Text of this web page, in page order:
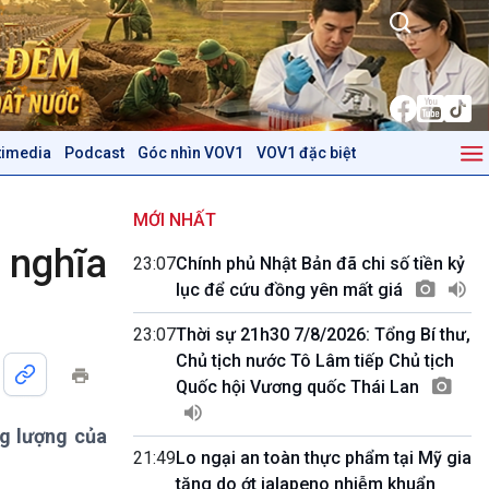
Podcast Góc nhìn VOV1 VOV1 đặc biệt
Trước giờ mở cửa
Dòng chảy Kinh tế
Tuyên chiến với gian lận
thương mại
Mùa vàng
Biển đảo Việt Nam
Tâm tình biên giới và hải
đảo
Tìm hiểu biển, đảo Việt
Nam
Podcast
Góc nhìn VOV1
Bình luận
lượng của
MỚI NHẤT
23:07Chính phủ Nhật Bản đã chi số tiền kỷ
lục để cứu đồng yên mất giá
23:07Thời sự 21h30 7/8/2026: Tổng Bí thư,
Chủ tịch nước Tô Lâm tiếp Chủ tịch
Quốc hội Vương quốc Thái Lan
21:49Lo ngại an toàn thực phẩm tại Mỹ gia
tăng do ớt jalapeno nhiễm khuẩn